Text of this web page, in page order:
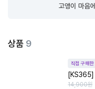
고앵이 마음
상품 9
직접 구매한
[KS365]
14,900원